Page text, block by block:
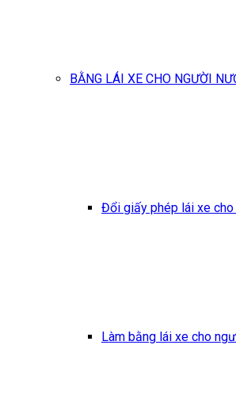
BẰNG LÁI XE CHO NGƯỜI
Đổi giấy phép lái xe
Làm bằng lái xe cho